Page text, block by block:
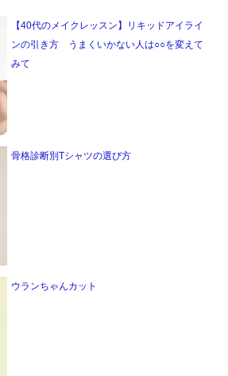
【40代のメイクレッスン】リキッドアイライ
ンの引き方 うまくいかない人は○○を変えて
みて
骨格診断別Tシャツの選び方
ウランちゃんカット